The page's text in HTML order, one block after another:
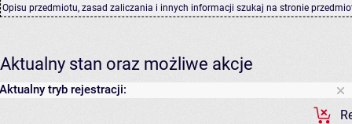
Opisu przedmiotu, zasad zaliczania i innych informacji szukaj na stronie
Aktualny stan oraz możliwe akcje
Aktualny tryb rejestracji: